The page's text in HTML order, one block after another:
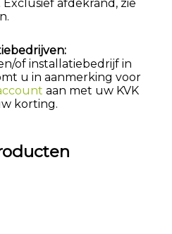
afdekrand, zie
of installatiebedrijf in
u in aanmerking voor
aan met uw KVK
korting.